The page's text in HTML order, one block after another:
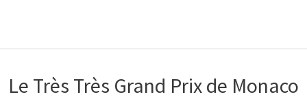
Le Très Très Grand Prix de Monaco